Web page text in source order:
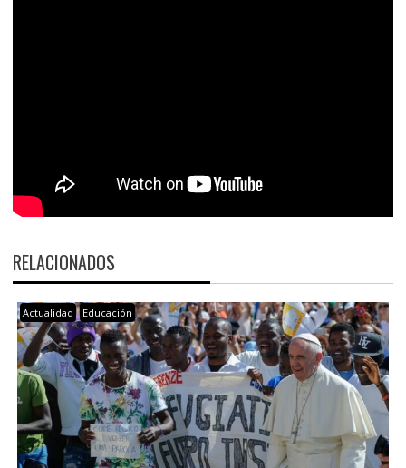
RELACIONADOS
Actualidad Educación